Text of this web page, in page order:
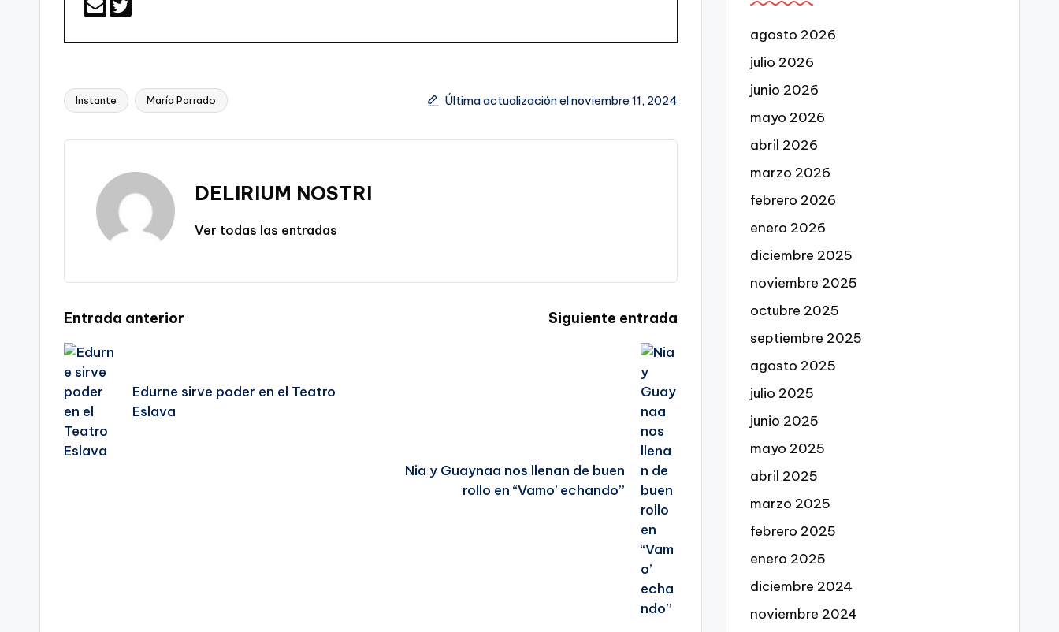
Etiquetas:
Instante María Parrado Última actualización el noviembre 11, 2024
DELIRIUM NOSTRI
Ver todas las entradas
Navegación
de
entradas
Entrada anterior
Edurne sirve poder en el Teatro
Eslava
Siguiente entrada
Nia y Guaynaa nos llenan de buen
rollo en “Vamo’ echando”
agosto 2026
julio 2026
junio 2026
mayo 2026
abril 2026
marzo 2026
febrero 2026
enero 2026
diciembre 2025
noviembre 2025
octubre 2025
septiembre 2025
agosto 2025
julio 2025
junio 2025
mayo 2025
abril 2025
marzo 2025
febrero 2025
enero 2025
diciembre 2024
noviembre 2024